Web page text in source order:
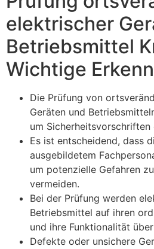
elektrischer
Betriebsmittel
Wichtige
Die Prüfung von
Geräten und
um Sicherheitsvorschriften
Es ist entscheidend, dass
ausgebildetem
um potenzielle Gefahren
vermeiden.
Bei der Prüfung werden
Betriebsmittel auf ihren
und ihre Funktionalität
Defekte oder unsichere